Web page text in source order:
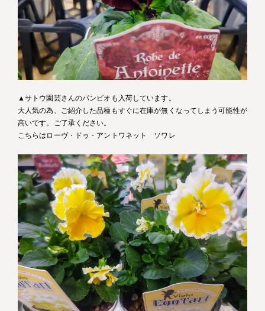
▲サトウ園芸さんのパンビオも入荷しています。
大人気の為、ご紹介した品種もすぐに在庫が無くなってしまう可能性が
高いです。ご了承ください。
こちらはローヴ・ドゥ・アントワネット ソワレ